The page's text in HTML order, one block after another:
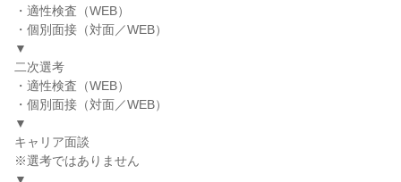
・適性検査（WEB）
・個別面接（対面／WEB）
▼
二次選考
・適性検査（WEB）
・個別面接（対面／WEB）
▼
キャリア面談
※選考ではありません